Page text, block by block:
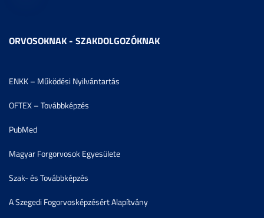
ORVOSOKNAK - SZAKDOLGOZÓKNAK
ENKK – Működési Nyilvántartás
OFTEX – Továbbképzés
PubMed
Magyar Forgorvosok Egyesülete
Szak- és Továbbképzés
A Szegedi Fogorvosképzésért Alapítvány